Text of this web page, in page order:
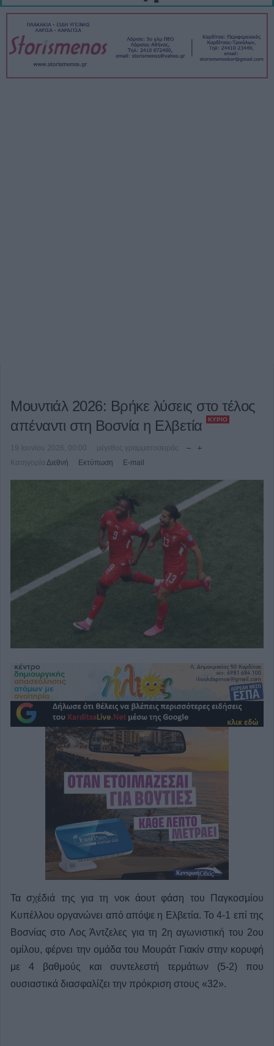
Μουντιάλ 2026: Βρήκε λύσεις στο τέλος
απέναντι στη Βοσνία η Ελβετία
ΚΎΡΙΟ
19 Ιουνίου 2026, 00:00
μέγεθος γραμματοσειράς
Κατηγορία Διεθνή Εκτύπωση E-mail
Τα σχέδιά της για τη νοκ άουτ φάση του Παγκοσμίου
Κυπέλλου οργανώνει από απόψε η Ελβετία. Το 4-1 επί της
Βοσνίας στο Λος Άντζελες για τη 2η αγωνιστική του 2ου
ομίλου, φέρνει την ομάδα του Μουράτ Γιακίν στην κορυφή
με 4 βαθμούς και συντελεστή τερμάτων (5-2) που
ουσιαστικά διασφαλίζει την πρόκριση στους «32».